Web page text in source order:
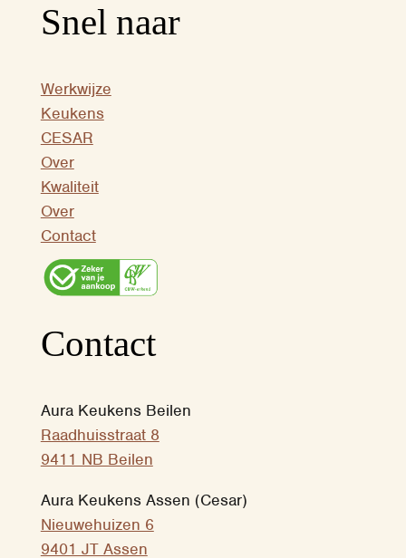
Snel naar
Werkwijze
Keukens
CESAR
Over
Kwaliteit
Over
Contact
Contact
Aura Keukens Beilen
Raadhuisstraat 8
9411 NB Beilen
Aura Keukens Assen (Cesar)
Nieuwehuizen 6
9401 JT Assen